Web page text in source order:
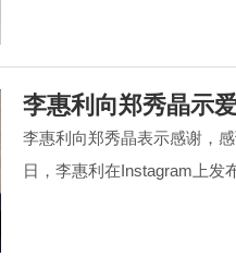
李惠利向郑秀晶示
李惠利向郑秀晶表示感谢，
日，李惠利在Instagram上发